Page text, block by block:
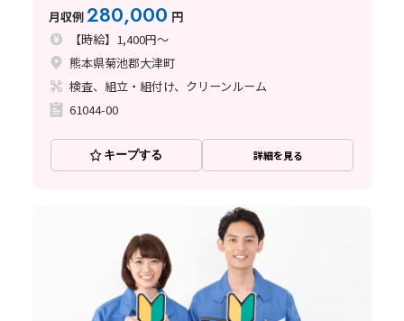
月収例280,000 円
【時給】1,400円～
熊本県菊池郡大津町
検査、組立・組付け、クリーンルーム
61044-00
キープする 詳細を見る